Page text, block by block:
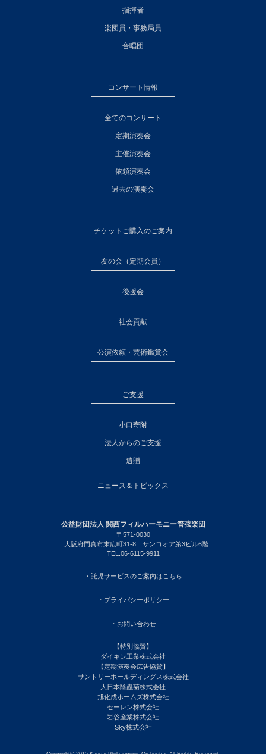
指揮者
楽団員・事務局員
合唱団
コンサート情報
全てのコンサート
定期演奏会
主催演奏会
依頼演奏会
過去の演奏会
チケットご購入のご案内
友の会（定期会員）
後援会
社会貢献
公演依頼・芸術鑑賞会
ご支援
小口寄附
法人からのご支援
遺贈
ニュース＆トピックス
公益財団法人 関西フィルハーモニー管弦楽団
〒571-0030
大阪府門真市末広町31-8 サンコオア第3ビル6階
TEL.06-6115-9911
・託児サービスのご案内はこちら
・プライバシーポリシー
・お問い合わせ
【特別協賛】
ダイキン工業株式会社
【定期演奏会広告協賛】
サントリーホールディングス株式会社
大日本除蟲菊株式会社
旭化成ホームズ株式会社
セーレン株式会社
岩谷産業株式会社
Sky株式会社